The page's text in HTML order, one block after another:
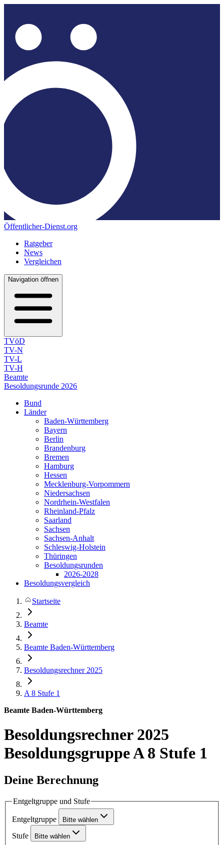
Öffentlicher-Dienst.org
Ratgeber
News
Vergleichen
Navigation öffnen
TVöD
TV-N
TV-L
TV-H
Beamte
Besoldungsrunde 2026
Bund
Länder
Baden-Württemberg
Bayern
Berlin
Brandenburg
Bremen
Hamburg
Hessen
Mecklenburg-Vorpommern
Niedersachsen
Nordrhein-Westfalen
Rheinland-Pfalz
Saarland
Sachsen
Sachsen-Anhalt
Schleswig-Holstein
Thüringen
Besoldungsrunden
2026-2028
Besoldungsvergleich
Startseite
Beamte
Beamte Baden-Württemberg
Besoldungsrechner 2025
A 8 Stufe 1
Beamte Baden-Württemberg
Besoldungsrechner 2025
Besoldungsgruppe A 8 Stufe 1
Deine Berechnung
Entgeltgruppe und Stufe
Entgeltgruppe Bitte wählen
Stufe Bitte wählen